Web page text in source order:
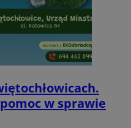
w sprawie